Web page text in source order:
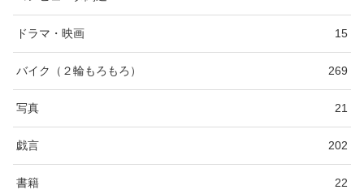
ドラマ・映画 15
バイク（２輪もろもろ） 269
写真 21
戯言 202
書籍 22